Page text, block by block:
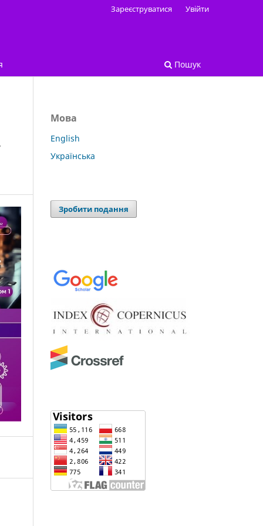
Пошук
Зареєструватися Увійти
Мова
English
Українська
Зробити подання